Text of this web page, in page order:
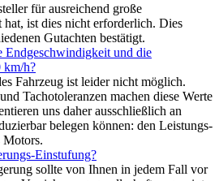
für ausreichend große
hat, ist dies nicht erforderlich. Dies
Gutachten bestätigt.
Endgeschwindigkeit und die
km/h?
Fahrzeug ist leider nicht möglich.
Tachotoleranzen machen diese Werte
uns daher ausschließlich an
belegen können: den Leistungs-
Motors.
Einstufung?
sollte von Ihnen in jedem Fall vor